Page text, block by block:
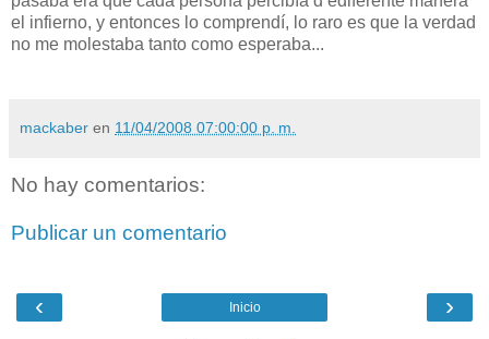
el infierno, y entonces lo comprendí, lo raro es que la verdad
no me molestaba tanto como esperaba...
mackaber en 11/04/2008 07:00:00 p. m.
No hay comentarios:
Publicar un comentario
‹ ›
Inicio